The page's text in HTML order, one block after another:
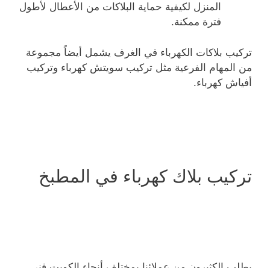
المنزل لكيفية حماية البلاكات من الأعطال لأطول
فترة ممكنة.
تركيب بلاكات الكهرباء في الغرف يشمل أيضاً مجموعة
من المهام الفرعية مثل تركيب سويتش كهرباء وتركيب
أفياش كهرباء.
تركيب بلاك كهرباء في المطبخ